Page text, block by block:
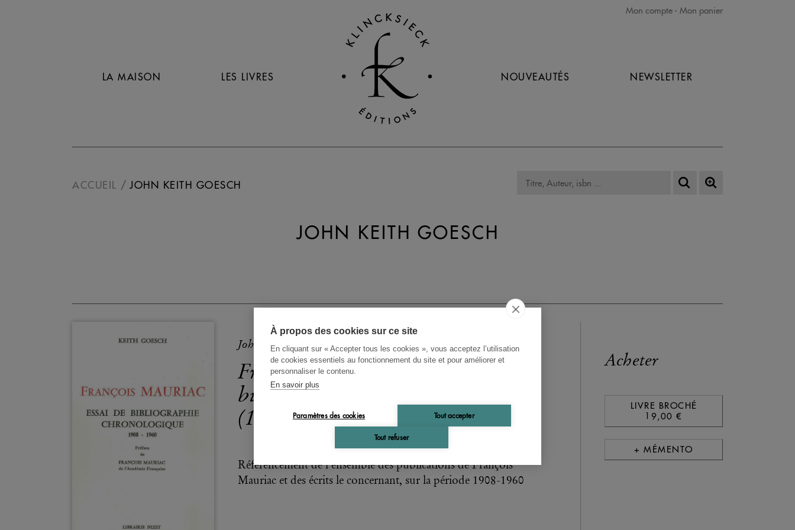
À propos des cookies sur ce site
En cliquant sur « Accepter tous les cookies », vous acceptez l’utilisation
de cookies essentiels au fonctionnement du site et pour améliorer et
personnaliser le contenu.
En savoir plus
Paramètres des cookies Tout accepter
Tout refuser
Mon compte Mon panier
LA MAISON LES LIVRES NOUVEAUTÉS NEWSLETTER
ACCUEIL JOHN KEITH GOESCH
JOHN KEITH GOESCH
John Keith Goesch
François Mauriac: essai de
bibliographie chronologique
(1908-1960)
Référencement de l'ensemble des publications de François
Mauriac et des écrits le concernant, sur la période 1908-1960
Acheter
LIVRE BROCHÉ
19,00 €
+ MÉMENTO